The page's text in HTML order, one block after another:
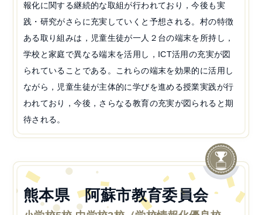
報化に関する継続的な取組が行われており，今後も実
践・研究がさらに充実していくと予想される。村の特徴
ある取り組みは，児童生徒が一人２台の端末を所持し，
学校と家庭で異なる端末を活用し，ICT活用の充実が図
られていることである。これらの端末を効果的に活用し
ながら，児童生徒が主体的に学びを進める授業実践が行
われており，今後，さらなる教育の充実が図られると期
待される。
熊本県 阿蘇市教育委員会